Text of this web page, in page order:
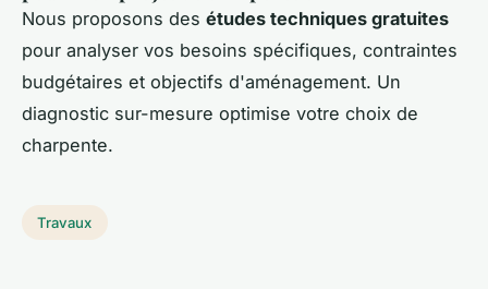
Nous proposons des études techniques gratuites
pour analyser vos besoins spécifiques, contraintes
budgétaires et objectifs d'aménagement. Un
diagnostic sur-mesure optimise votre choix de
charpente.
Travaux